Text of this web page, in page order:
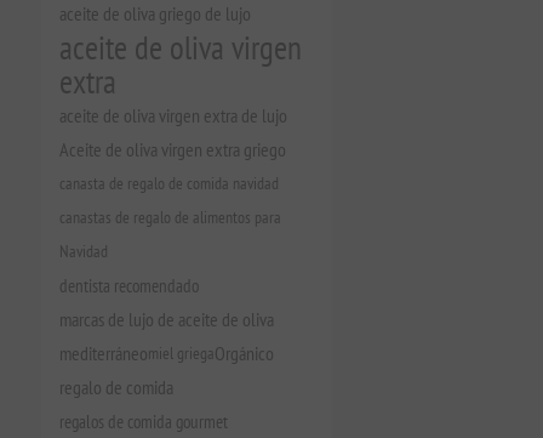
aceite de oliva griego de lujo
aceite de oliva virgen
extra
aceite de oliva virgen extra de lujo
Aceite de oliva virgen extra griego
canasta de regalo de comida navidad
canastas de regalo de alimentos para
Navidad
dentista recomendado
marcas de lujo de aceite de oliva
mediterráneomiel griegaOrgánico
regalo de comida
regalos de comida gourmet